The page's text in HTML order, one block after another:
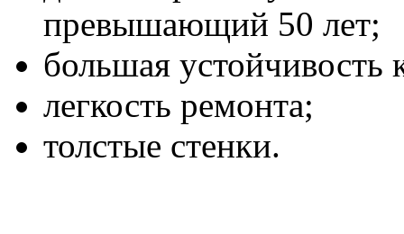
превышающий 50 лет;
большая
легкость ремонта;
толстые стенки.